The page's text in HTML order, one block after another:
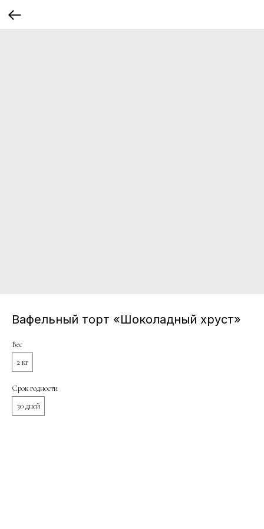
Вафельный торт «Шоколадный хруст»
Вес
2 кг
Срок годности
30 дней